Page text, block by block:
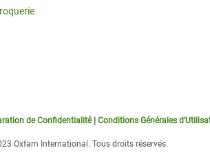
de Confidentialité| Conditions Générales
Oxfam International. Tous droits réservés.